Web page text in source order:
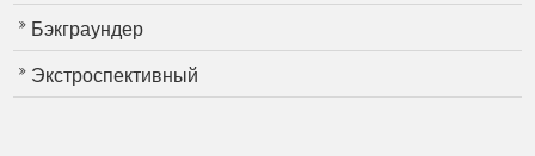
Бэкграундер
Экстроспективный